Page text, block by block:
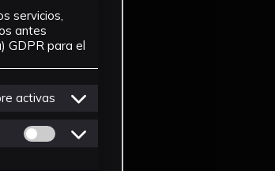
servicios,
antes
GDPR para el
activas
Permitir cookies de Personalizacion